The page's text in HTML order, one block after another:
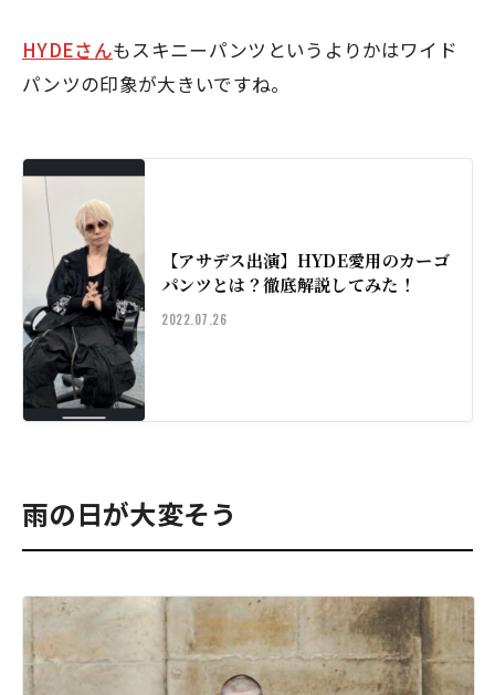
HYDEさんもスキニーパンツというよりかはワイド
パンツの印象が大きいですね。
【アサデス出演】HYDE愛用のカーゴ
パンツとは？徹底解説してみた！
2022.07.26
雨の日が大変そう